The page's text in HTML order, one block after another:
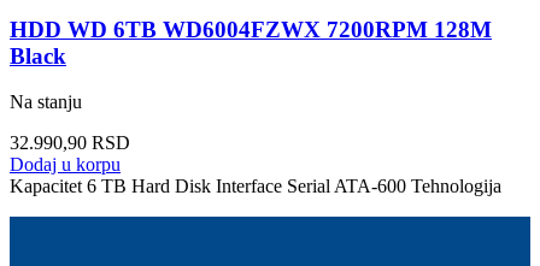
HDD WD 6TB WD6004FZWX 7200RPM 128M
Black
Na stanju
32.990,90 RSD
Dodaj u korpu
Kapacitet 6 TB Hard Disk Interface Serial ATA-600 Tehnologija